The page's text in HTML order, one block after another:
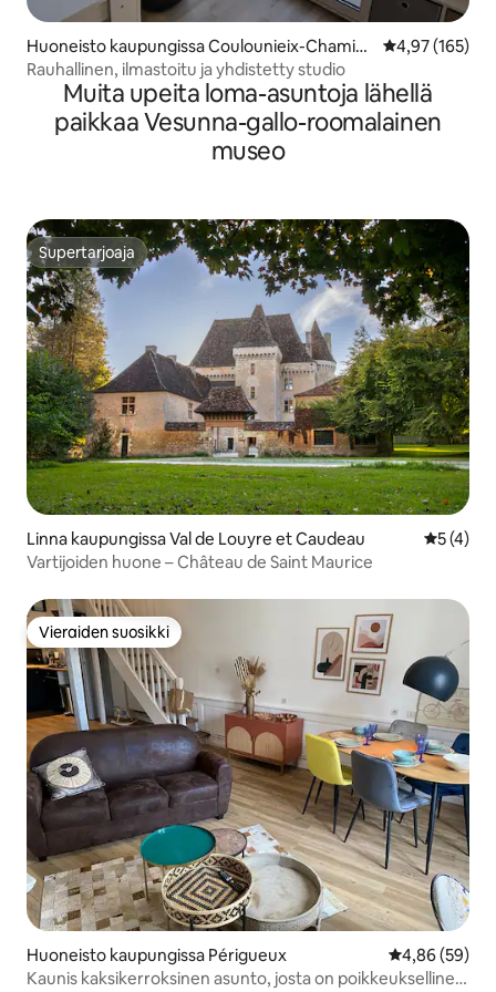
Huoneisto kaupungissa Coulounieix-Chamier
s
4,97 (165)
Rauhallinen, ilmastoitu ja yhdistetty studio
Muita upeita loma-asuntoja lähellä
paikkaa Vesunna-gallo-roomalainen
museo
Supertarjoaja
Supertarjoaja
Linna kaupungissa Val de Louyre et Caudeau
5 (4)
Vartijoiden huone – Château de Saint Maurice
Vieraiden suosikki
Vieraiden suosikki
Huoneisto kaupungissa Périgueux
4,86 (59)
Kaunis kaksikerroksinen asunto, josta on poikkeuksellinen